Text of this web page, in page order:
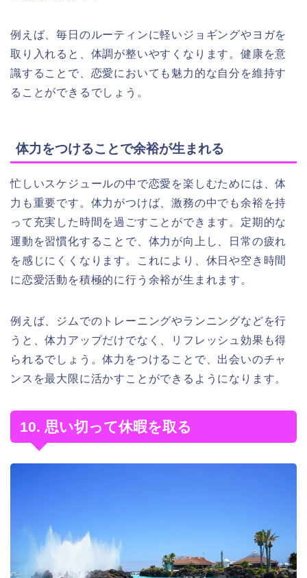
例えば、毎日のルーティンに軽いジョギングやヨガを
取り入れると、体調が整いやすくなります。健康を意
識することで、恋愛においても魅力的な自分を維持す
ることができるでしょう。
体力をつけることで余裕が生まれる
忙しいスケジュールの中で恋愛を楽しむためには、体
力も重要です。体力がつけば、激務の中でも余裕を持
って充実した時間を過ごすことができます。定期的な
運動を習慣化することで、体力が向上し、日常の疲れ
を感じにくくなります。これにより、休日や空き時間
に恋愛活動を積極的に行う余裕が生まれます。
例えば、ジムでのトレーニングやランニングなどを行
うと、体力アップだけでなく、リフレッシュ効果も得
られるでしょう。体力をつけることで、出会いのチャ
ンスを最大限に活かすことができるようになります。
10. 思い切って休暇を取る